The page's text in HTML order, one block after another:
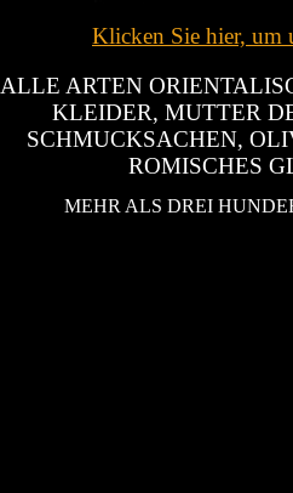
Klicken Sie hier, um
ALLE ARTEN
KLEIDER, MUTTER
SCHMUCKSACHEN,
ROMISCHES
MEHR ALS DREI